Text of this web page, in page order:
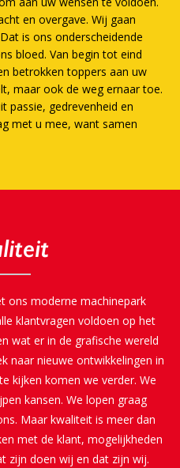
en overgave. Wij gaan
is ons onderscheidende
bloed. Van begin tot eind
betrokken toppers aan uw
maar ook de weg ernaar toe.
passie, gedrevenheid en
met u mee, want samen
ons moderne machinepark
klantvragen voldoen op het
wat er in de grafische wereld
naar nieuwe ontwikkelingen in
kijken komen we verder. We
kansen. We lopen graag
Maar kwaliteit is meer dan
met de klant, mogelijkheden
zijn doen wij en dat zijn wij.